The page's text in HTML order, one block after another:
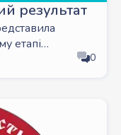
результат
етапі
серед учнів
0